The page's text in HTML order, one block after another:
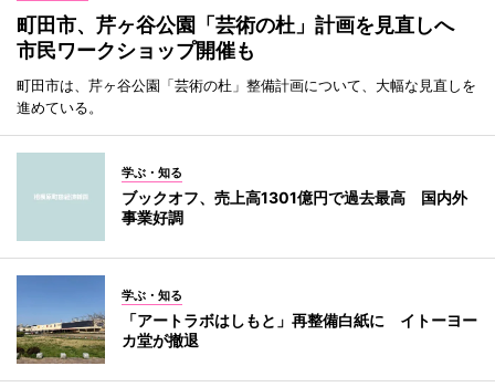
町田市、芹ヶ谷公園「芸術の杜」計画を見直しへ
市民ワークショップ開催も
町田市は、芹ヶ谷公園「芸術の杜」整備計画について、大幅な見直しを
進めている。
学ぶ・知る
ブックオフ、売上高1301億円で過去最高 国内外
事業好調
学ぶ・知る
「アートラボはしもと」再整備白紙に イトーヨー
カ堂が撤退